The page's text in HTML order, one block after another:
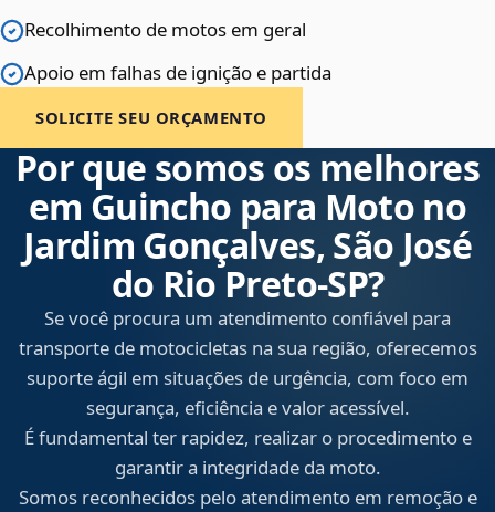
Recolhimento de motos em geral
Apoio em falhas de ignição e partida
SOLICITE SEU ORÇAMENTO
Por que somos os melhores
em Guincho para Moto no
Jardim Gonçalves, São José
do Rio Preto‑SP?
Se você procura um atendimento confiável para
transporte de motocicletas na sua região, oferecemos
suporte ágil em situações de urgência, com foco em
segurança, eficiência e valor acessível.
É fundamental ter rapidez, realizar o procedimento e
garantir a integridade da moto.
Somos reconhecidos pelo atendimento em remoção e